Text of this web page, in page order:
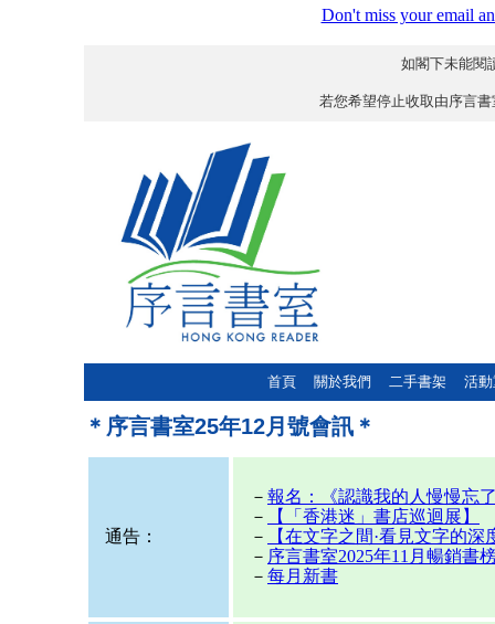
Don't miss your email
如閣下未能閱
若您希望停止收取由序言
首頁 關於我們 二手書架 活
＊ 序言書室25年12月號會訊＊
通告：
－ 報名：《認識我的人慢慢忘
－
【「香港迷」書店巡迴展】
－
【在文字之間·看見文字的深
－ 序言書室2025年11月暢銷書
－ 每月新書